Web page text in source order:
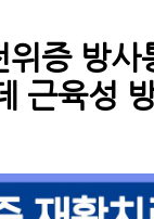
증 방사
근육성